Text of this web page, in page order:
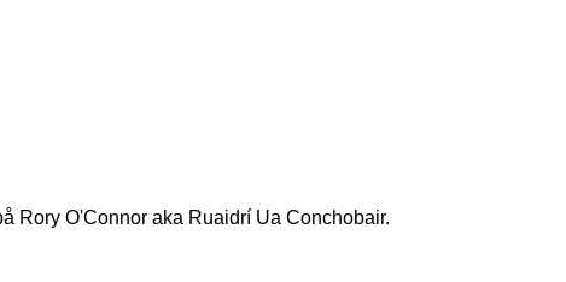
Rory O'Connor aka Ruaidrí Ua Conchobair.